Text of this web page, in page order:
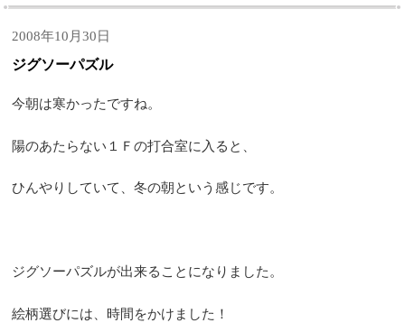
2008年10月30日
ジグソーパズル
今朝は寒かったですね。
陽のあたらない１Ｆの打合室に入ると、
ひんやりしていて、冬の朝という感じです。
ジグソーパズルが出来ることになりました。
絵柄選びには、時間をかけました！